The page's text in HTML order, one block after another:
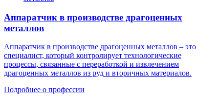
Аппаратчик в производстве драгоценных
металлов
Аппаратчик в производстве драгоценных металлов – это
специалист, который контролирует технологические
процессы, связанные с переработкой и извлечением
драгоценных металлов из руд и вторичных материалов.
Подробнее о профессии